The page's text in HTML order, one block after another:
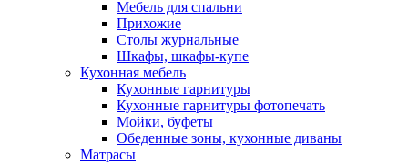
Мебель для спальни
Прихожие
Столы журнальные
Шкафы, шкафы-купе
Кухонная мебель
Кухонные гарнитуры
Кухонные гарнитуры фотопечать
Мойки, буфеты
Обеденные зоны, кухонные диваны
Матрасы